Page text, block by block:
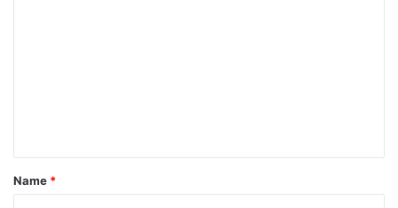
Name *